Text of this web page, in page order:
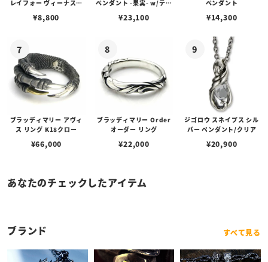
レイフォー ヴィーナスチ
¥8,800
ペンダント -果実- w/ティ
¥23,100
ペンダント
¥14,300
ブラッディマリー アヴィ
ス リング K18クロー
¥66,000
ブラッディマリー Order
オーダー リング
¥22,000
ジゴロウ スネイプス シル
バー ペンダント/クリア
¥20,900
あなたのチェックしたアイテム
ブランド すべて見る